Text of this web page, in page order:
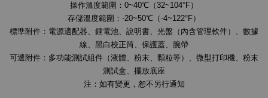
操作溫度範圍：0~40℃（32~104°F）
存儲溫度範圍：-20~50℃（-4~122°F）
標準附件：電源適配器、鋰電池、說明書、光盤（內含管理軟件）、數據
線、黑白校正筒、保護蓋、腕帶
可選附件：多功能測試組件（液體、粉末、顆粒等）、微型打印機、粉末
測試盒、擺放底座
注：如有變更，恕不另行通知